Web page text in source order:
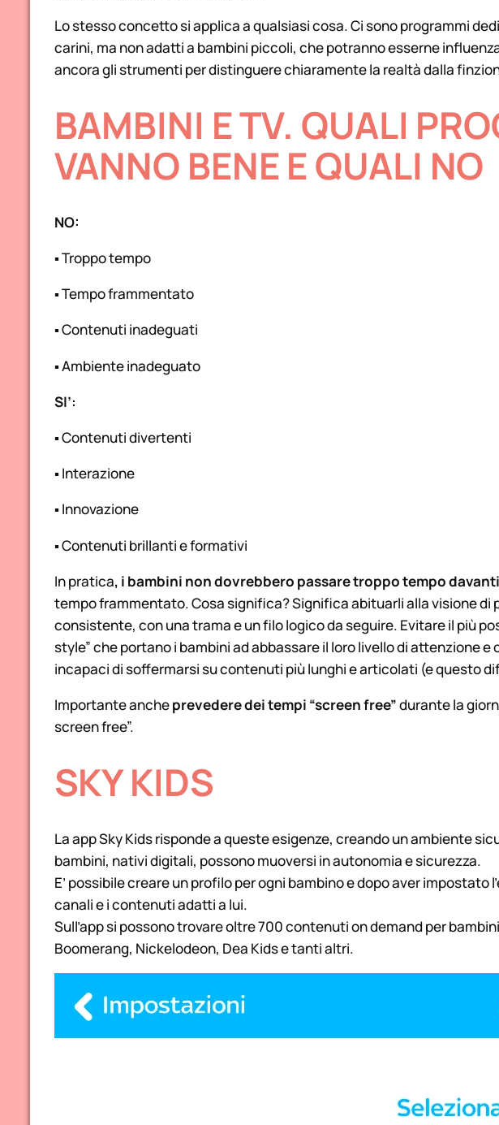
Lo stesso concetto si applica a qualsiasi cosa. Ci sono programmi
carini, ma non adatti a bambini piccoli, che potranno esserne
ancora gli strumenti per distinguere chiaramente la realtà dalla
BAMBINI E TV. QUALI
VANNO BENE E QUALI NO
NO:
▪ Troppo tempo
▪ Tempo frammentato
▪ Contenuti inadeguati
▪ Ambiente inadeguato
SI’:
▪ Contenuti divertenti
▪ Interazione
▪ Innovazione
▪ Contenuti brillanti e formativi
In pratica, i bambini non dovrebbero passare troppo tempo
tempo frammentato. Cosa significa? Significa abituarli alla visione di
consistente, con una trama e un filo logico da seguire. Evitare il più
style” che portano i bambini ad abbassare il loro livello di attenzione
incapaci di soffermarsi su contenuti più lunghi e articolati (e questo
Importante ancheprevedere dei tempi “screen free”durante la
screen free”.
SKY KIDS
La app Sky Kids risponde a queste esigenze, creando un ambiente
bambini, nativi digitali, possono muoversi in autonomia e sicurezza.
E’ possibile creare un profilo per ogni bambino e dopo aver impostato
canali e i contenuti adatti a lui.
Sull’app si possono trovare oltre 700 contenuti on demand per
Boomerang, Nickelodeon, Dea Kids e tanti altri.